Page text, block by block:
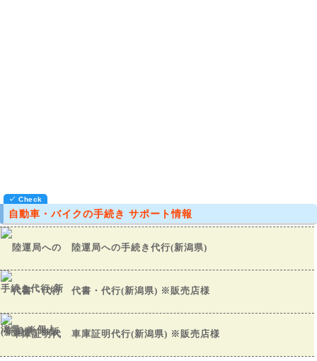
自動車・バイクの手続き サポート情報
陸運局への手続き代行(新潟県)
代書・代行(新潟県) ※販売店様
車庫証明代行(新潟県) ※販売店様